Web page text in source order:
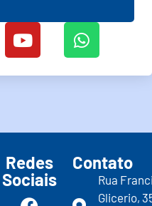
Redes
Sociais
Contato
Rua
Glicerio,